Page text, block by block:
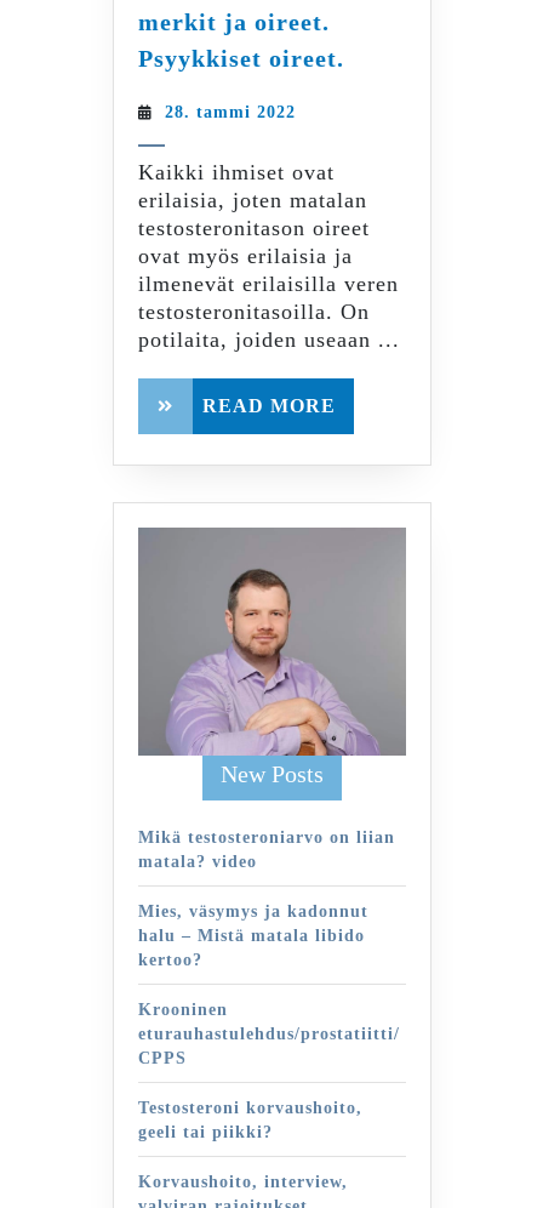
merkit ja oireet.
Psyykkiset oireet.
Psyykkiset
oireet.
28. tammi 202228.
2022
Kaikki ihmiset ovat
erilaisia, joten matalan
testosteronitason oireet
ovat myös erilaisia ja
ilmenevät erilaisilla veren
testosteronitasoilla. On
potilaita, joiden useaan ...
READ MORE
New Posts
Mikä testosteroniarvo on liian
matala? video
Mies, väsymys ja kadonnut
halu – Mistä matala libido
kertoo?
Krooninen
eturauhastulehdus/prostatiitti/
CPPS
Testosteroni korvaushoito,
geeli tai piikki?
Korvaushoito, interview,